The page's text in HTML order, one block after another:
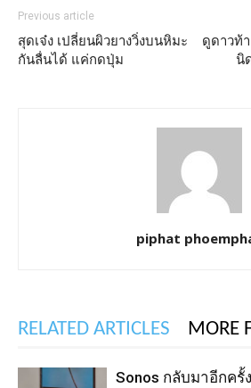
Previous article
สุดเจ๋ง เปลี่ยนผิวยางวิ่งบนหิมะ
กันลื่นได้ แค่กดปุ่ม
ดูดาวท้
นิ
piphat
RELATED ARTICLES MORE
Sonos กลับมาอีกครั้